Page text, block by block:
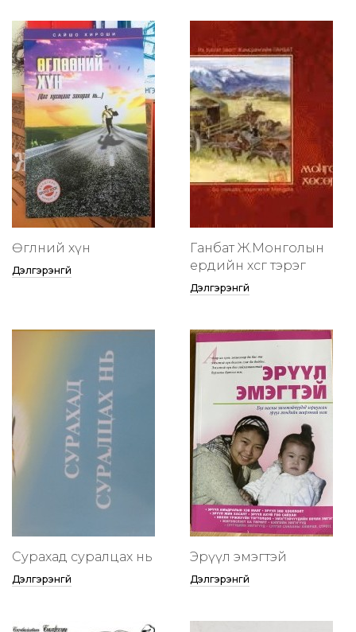
Өглөөний хүн
Дэлгэрэнгүй
Ганбат Ж.Монголын
ердийн хөсөг тэрэг
Дэлгэрэнгүй
Сурахад суралцах нь
Дэлгэрэнгүй
Эрүүл эмэгтэй
Дэлгэрэнгүй